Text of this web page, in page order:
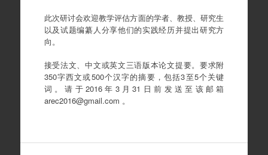
此次研讨会欢迎教学评估方面的学者、教授、研究生
以及试题编纂人分享他们的实践经历并提出研究方
向。
接受法文、中文或英文三语版本论文提要。要求附
350字西文或500个汉字的摘要，包括3至5个关键
词。请于2016年3月31日前发送至该邮箱
arec2016@gmail.com 。